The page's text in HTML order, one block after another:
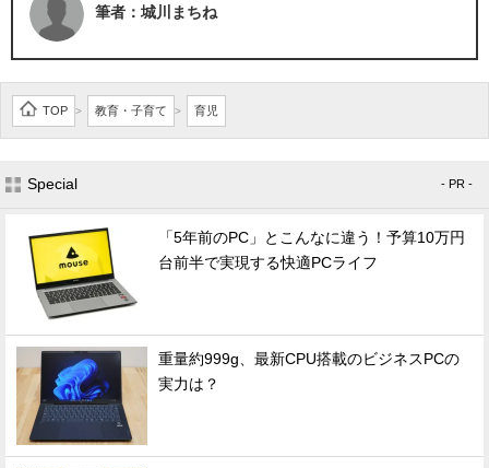
筆者：城川まちね
TOP > 教育・子育て > 育児
Special - PR -
「5年前のPC」とこんなに違う！予算10万円
台前半で実現する快適PCライフ
重量約999g、最新CPU搭載のビジネスPCの
実力は？